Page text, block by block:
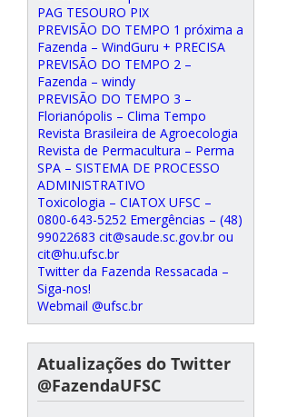
PAG TESOURO PIX
PREVISÃO DO TEMPO 1 próxima a
Fazenda – WindGuru + PRECISA
PREVISÃO DO TEMPO 2 –
Fazenda – windy
PREVISÃO DO TEMPO 3 –
Florianópolis – Clima Tempo
Revista Brasileira de Agroecologia
Revista de Permacultura – Perma
SPA – SISTEMA DE PROCESSO
ADMINISTRATIVO
Toxicologia – CIATOX UFSC –
0800-643-5252 Emergências – (48)
99022683 cit@saude.sc.gov.br ou
cit@hu.ufsc.br
Twitter da Fazenda Ressacada –
Siga-nos!
Webmail @ufsc.br
Atualizações do Twitter
@FazendaUFSC